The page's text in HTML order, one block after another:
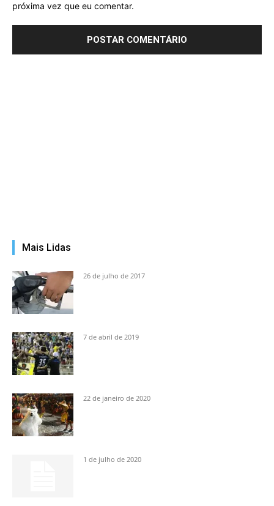
próxima vez que eu comentar.
Mais Lidas
26 de julho de 2017
7 de abril de 2019
22 de janeiro de 2020
1 de julho de 2020